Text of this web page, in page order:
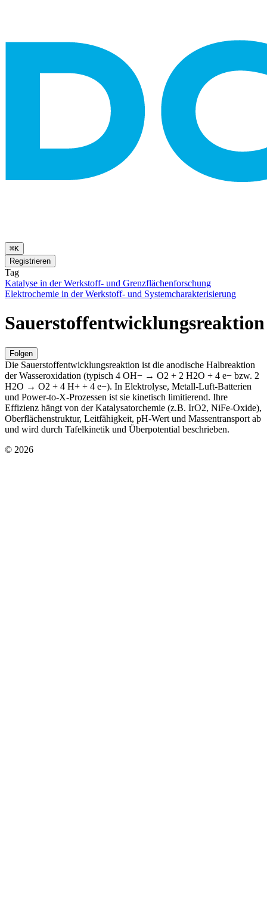
⌘K
Registrieren
Tag
Katalyse in der Werkstoff- und Grenzflächenforschung
Elektrochemie in der Werkstoff- und Systemcharakterisierung
Sauerstoffentwicklungsreaktion
Folgen
Die Sauerstoffentwicklungsreaktion ist die anodische Halbreaktion
der Wasseroxidation (typisch 4 OH− → O2 + 2 H2O + 4 e− bzw. 2
H2O → O2 + 4 H+ + 4 e−). In Elektrolyse, Metall-Luft-Batterien
und Power-to-X-Prozessen ist sie kinetisch limitierend. Ihre
Effizienz hängt von der Katalysatorchemie (z.B. IrO2, NiFe-Oxide),
Oberflächenstruktur, Leitfähigkeit, pH-Wert und Massentransport ab
und wird durch Tafelkinetik und Überpotential beschrieben.
© 2026